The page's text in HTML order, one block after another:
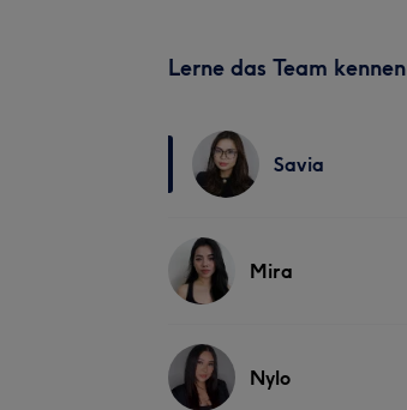
Lerne das Team kennen
Savia
Mira
Nylo